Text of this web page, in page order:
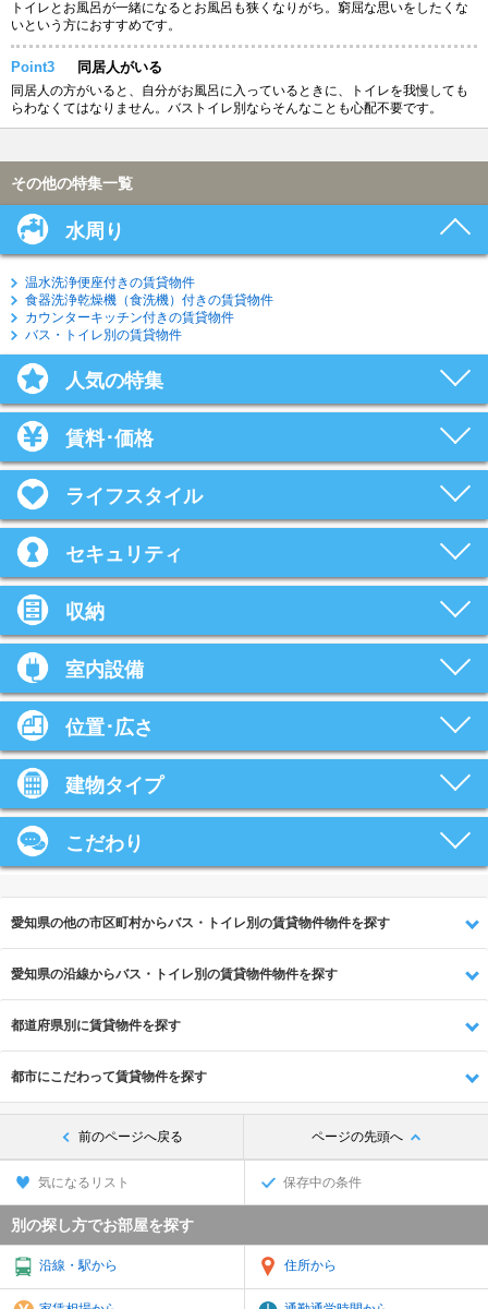
トイレとお風呂が一緒になるとお風呂も狭くなりがち。窮屈な思いをしたくな
いという方におすすめです。
Point3 同居人がいる
同居人の方がいると、自分がお風呂に入っているときに、トイレを我慢しても
らわなくてはなりません。バストイレ別ならそんなことも心配不要です。
その他の特集一覧
水周り
温水洗浄便座付きの賃貸物件
食器洗浄乾燥機（食洗機）付きの賃貸物件
カウンターキッチン付きの賃貸物件
バス・トイレ別の賃貸物件
人気の特集
賃料･価格
ライフスタイル
セキュリティ
収納
室内設備
位置･広さ
建物タイプ
こだわり
愛知県の他の市区町村からバス・トイレ別の賃貸物件物件を探す
愛知県の沿線からバス・トイレ別の賃貸物件物件を探す
都道府県別に賃貸物件を探す
都市にこだわって賃貸物件を探す
前のページへ戻る ページの先頭へ
気になるリスト 保存中の条件
別の探し方でお部屋を探す
沿線・駅から 住所から